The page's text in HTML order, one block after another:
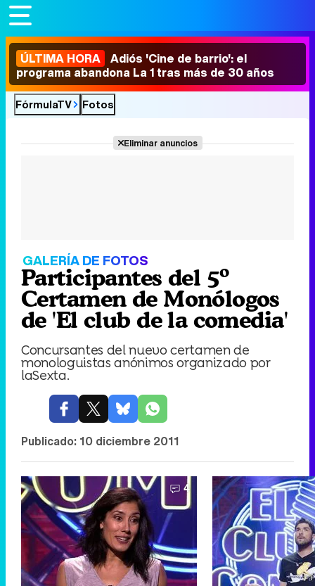
ÚLTIMA HORA Adiós 'Cine de barrio': el
programa abandona La 1 tras más de 30 años
FórmulaTV Fotos
Eliminar anuncios
GALERÍA DE FOTOS
Participantes del 5º
Certamen de Monólogos
de 'El club de la comedia'
Concursantes del nuevo certamen de
monologuistas anónimos organizado por
laSexta.
Publicado: 10 diciembre 2011
4